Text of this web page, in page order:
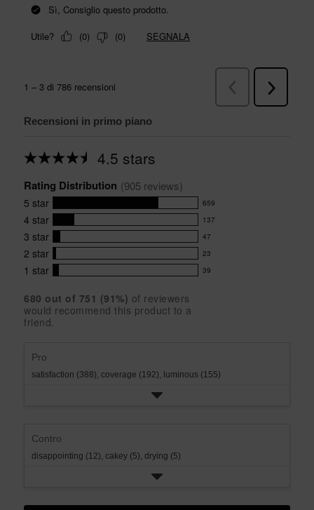
Recensioni in primo piano
4.5 stars
Average
for
this
product:
4.5
out
of
5
stars
Rating Distribution (905 reviews)
5 star 659
659
reviews
with
5
star
rating.
4 star 137
137
reviews
with
4
rating.
3 star 47
47
reviews
with
star
rating.
2 star 23
23
reviews
2
star
rating.
1 star 39
39
with
1
680 out of 751 (91%) of reviewers
would recommend this product to a
friend.
Pro
satisfaction (388), coverage (192), luminous (155)
Contro
disappointing (12), cakey (5), drying (5)